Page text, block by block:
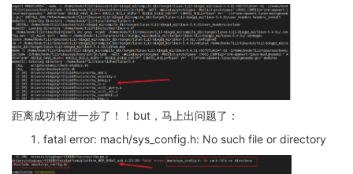
距离成功有进一步了！！but，马上出问题了：
fatal error: mach/sys_config.h: No such file or directory